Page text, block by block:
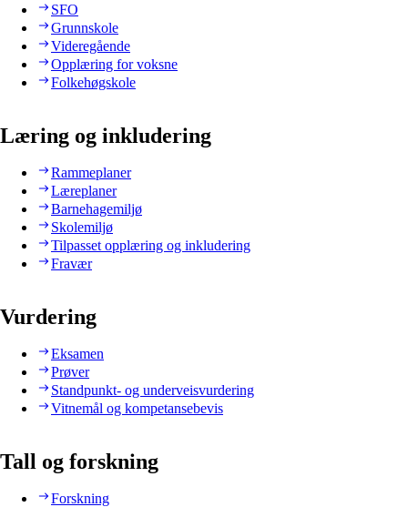
SFO
Grunnskole
Videregående
Opplæring for voksne
Folkehøgskole
Læring og inkludering
Rammeplaner
Læreplaner
Barnehagemiljø
Skolemiljø
Tilpasset opplæring og inkludering
Fravær
Vurdering
Eksamen
Prøver
Standpunkt- og underveisvurdering
Vitnemål og kompetansebevis
Tall og forskning
Forskning